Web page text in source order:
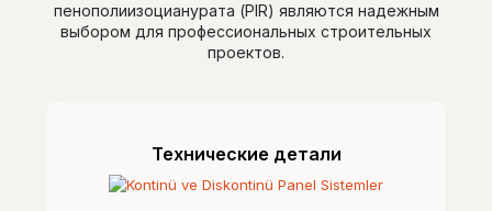
пенополиизоцианурата (PIR) являются надежным
выбором для профессиональных строительных
проектов.
Технические детали